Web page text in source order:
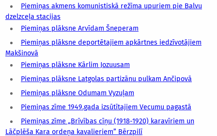
Piemiņas akmens komunistiskā režīma upuriem pie Balvu
dzelzceļa stacijas
Piemiņas plāksne Arvīdam Šneperam
Piemiņas plāksne deportētajiem apkārtnes iedzīvotājiem
Makšinovā
Piemiņas plāksne Kārlim Jozuusam
Piemiņas plāksne Latgolas partizānu pulkam Ančipovā
Piemiņas plāksne Odumam Vyzuļam
Piemiņas zīme 1949.gada izsūtītajiem Vecumu pagastā
Piemiņas zīme „Brīvības cīņu (1918-1920) karavīriem un
Lāčplēša Kara ordeņa kavalieriem” Bērzpilī